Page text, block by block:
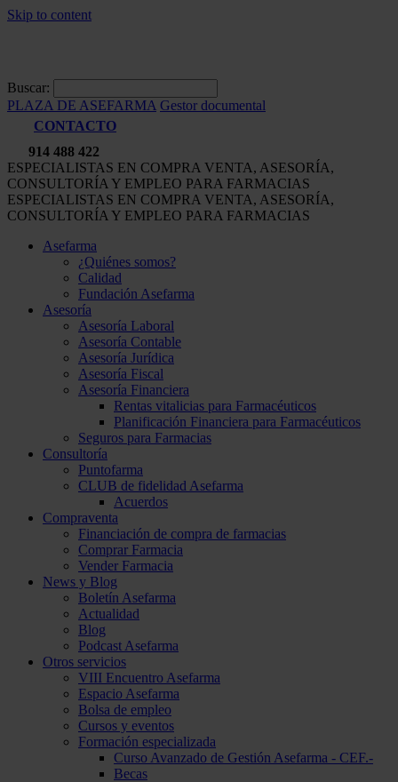
Skip to content
Buscar:
PLAZA DE ASEFARMA Gestor documental
CONTACTO
914 488 422
ESPECIALISTAS EN COMPRA VENTA, ASESORÍA,
CONSULTORÍA Y EMPLEO PARA FARMACIAS
ESPECIALISTAS EN COMPRA VENTA, ASESORÍA,
CONSULTORÍA Y EMPLEO PARA FARMACIAS
Asefarma
¿Quiénes somos?
Calidad
Fundación Asefarma
Asesoría
Asesoría Laboral
Asesoría Contable
Asesoría Jurídica
Asesoría Fiscal
Asesoría Financiera
Rentas vitalicias para Farmacéuticos
Planificación Financiera para Farmacéuticos
Seguros para Farmacias
Consultoría
Puntofarma
CLUB de fidelidad Asefarma
Acuerdos
Compraventa
Financiación de compra de farmacias
Comprar Farmacia
Vender Farmacia
News y Blog
Boletín Asefarma
Actualidad
Blog
Podcast Asefarma
Otros servicios
VIII Encuentro Asefarma
Espacio Asefarma
Bolsa de empleo
Cursos y eventos
Formación especializada
Curso Avanzado de Gestión Asefarma - CEF.-
Becas